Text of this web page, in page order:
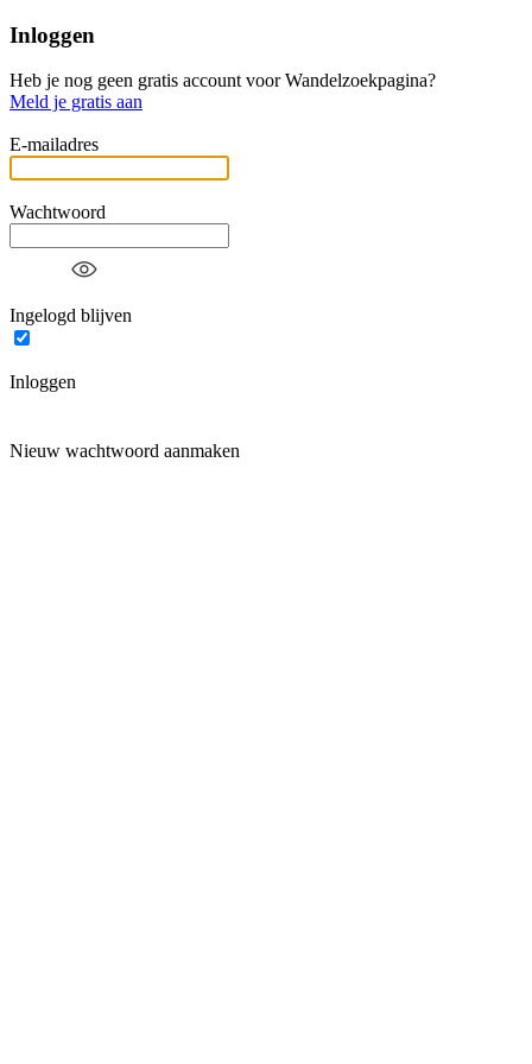
Inloggen
Heb je nog geen gratis account voor Wandelzoekpagina?
Meld je gratis aan
E-mailadres
Wachtwoord
Ingelogd blijven
Inloggen
Nieuw wachtwoord aanmaken